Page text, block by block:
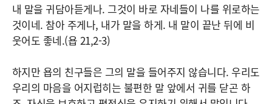
내 말을 귀담아듣게나. 그것이 바로 자네들이 나를 위로하는
것이네. 참아 주게나, 내가 말을 하게. 내 말이 끝난 뒤에 비
웃어도 좋네.(욥 21,2-3)
하지만 욥의 친구들은 그의 말을 들어주지 않습니다. 우리도
우리의 마음을 어지럽히는 불편한 말 앞에서 귀를 닫곤 하